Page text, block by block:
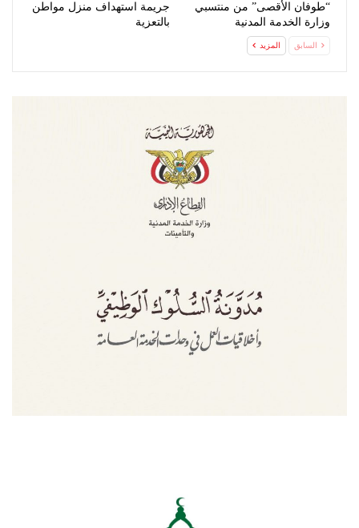
“طوفان الأقصى” من منتسبي
وزارة الخدمة المدنية
جريمة استهداف منزل مواطن
بالتعزية
السابق المزيد